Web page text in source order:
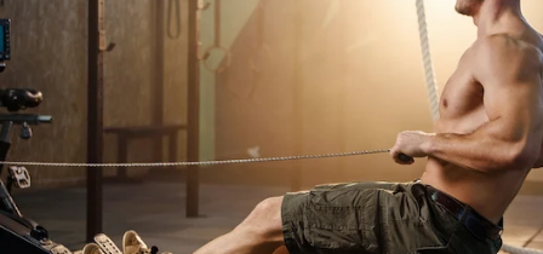
Termes de recherche populaires
”Protein Powder“
”Overnight Oats“
”Vegan protein“
”Collagen“
”Micellar Casein“
POUDRE